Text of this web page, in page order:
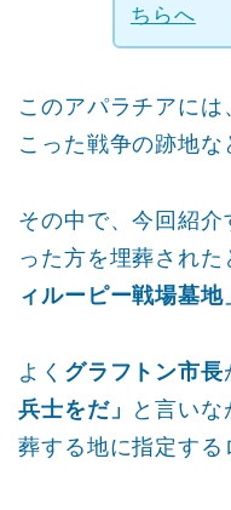
ちらへ
このアパラチアに
こった戦争の跡地な
その中で、今回紹
った方を埋葬され
ィルーピー戦場墓地
よく グラフトン市長
兵士をだ」
と言い
葬する地に指定する